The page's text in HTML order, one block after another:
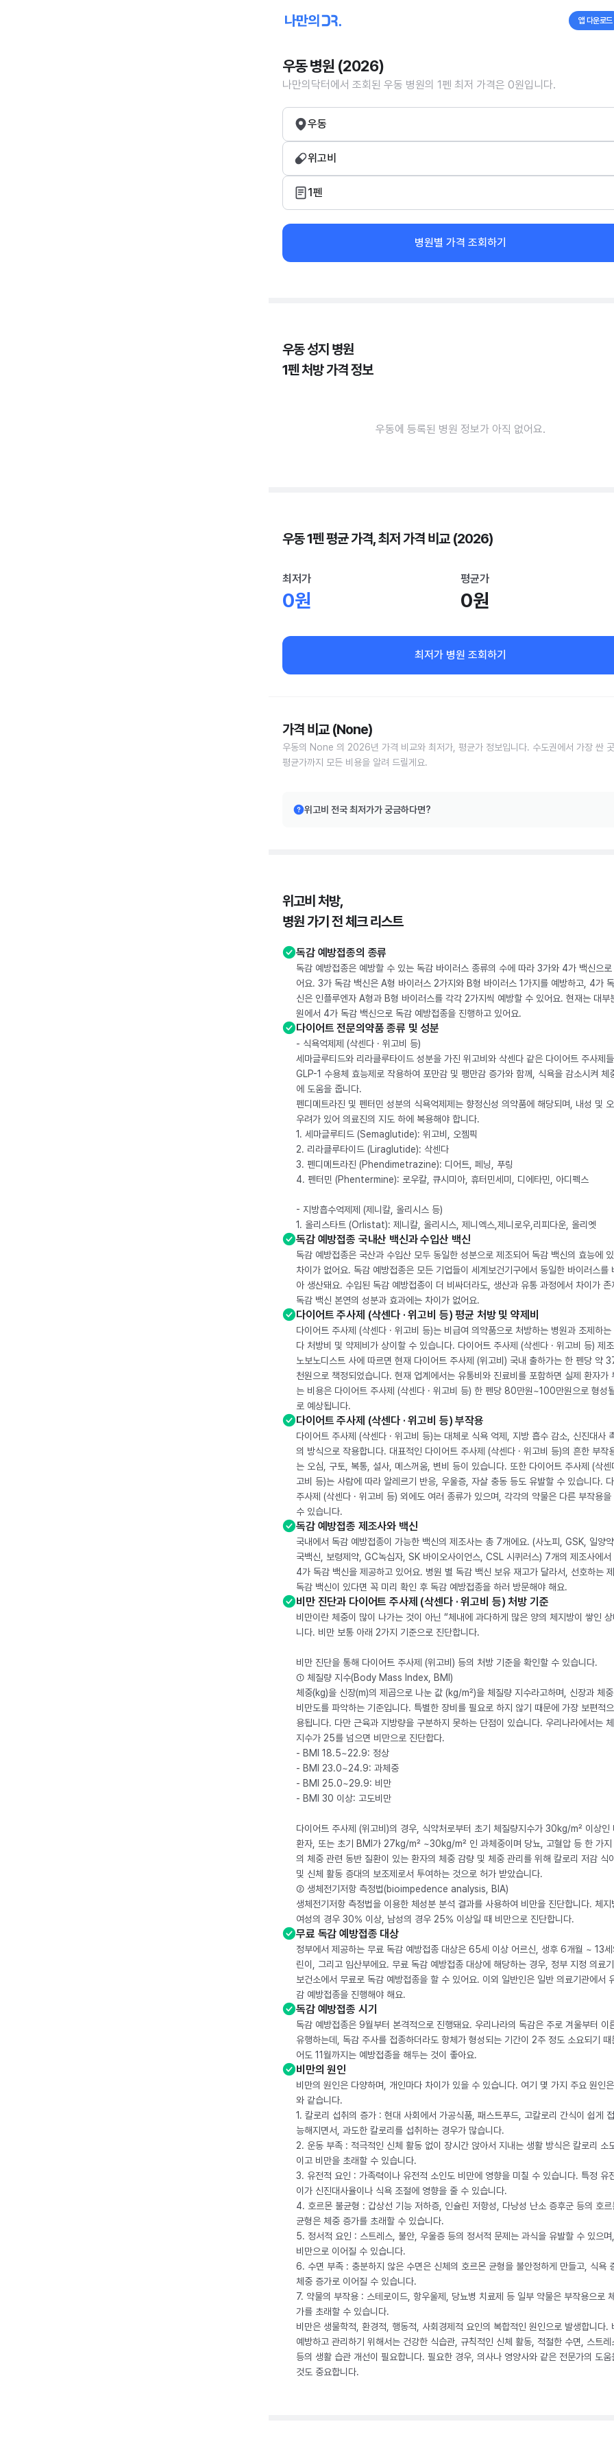
앱 다운로드
우동 병원 (2026)
나만의닥터에서 조회된 우동 병원의 1펜 최저 가격은 0원입니다.
우동
위고비
1펜
병원별 가격 조회하기
우동 성지 병원
1펜 처방 가격 정보
우동에 등록된 병원 정보가 아직 없어요.
우동 1펜 평균 가격, 최저 가격 비교 (2026)
최저가
0원
평균가
0원
최저가 병원 조회하기
가격 비교 (None)
우동의 None 의 2026년 가격 비교와 최저가, 평균가 정보입니다. 수도권에서 가장 싼
평균가까지 모든 비용을 알려 드릴게요.
위고비 전국 최저가가 궁금하다면?
위고비 처방,
병원 가기 전 체크 리스트
독감 예방접종의 종류
독감 예방접종은 예방할 수 있는 독감 바이러스 종류의 수에 따라 3가와 4가 백신으로
어요. 3가 독감 백신은 A형 바이러스 2가지와 B형 바이러스 1가지를 예방하고, 4가
신은 인플루엔자 A형과 B형 바이러스를 각각 2가지씩 예방할 수 있어요. 현재는 대부
원에서 4가 독감 백신으로 독감 예방접종을 진행하고 있어요.
다이어트 전문의약품 종류 및 성분
- 식욕억제제 (삭센다 · 위고비 등)
세마글루티드와 리라클루타이드 성분을 가진 위고비와 삭센다 같은 다이어트 주사제
GLP-1 수용체 효능제로 작용하여 포만감 및 팽만감 증가와 함께, 식욕을 감소시켜 체
에 도움을 줍니다.
펜디메트라진 및 펜터민 성분의 식욕억제제는 향정신성 의약품에 해당되며, 내성 및
우려가 있어 의료진의 지도 하에 복용해야 합니다.
1. 세마글루티드 (Semaglutide): 위고비, 오젬픽
2. 리라클루타이드 (Liraglutide): 삭센다
3. 펜디메트라진 (Phendimetrazine): 디어트, 페닝, 푸링
4. 펜터민 (Phentermine): 로우칼, 큐시미아, 휴터민세미, 디에타민, 아디펙스
- 지방흡수억제제 (제니칼, 올리시스 등)
1. 올리스타트 (Orlistat): 제니칼, 올리시스, 제니엑스,제니로우,리피다운, 올리엣
독감 예방접종 국내산 백신과 수입산 백신
독감 예방접종은 국산과 수입산 모두 동일한 성분으로 제조되어 독감 백신의 효능에
차이가 없어요. 독감 예방접종은 모든 기업들이 세계보건기구에서 동일한 바이러스를
아 생산돼요. 수입된 독감 예방접종이 더 비싸더라도, 생산과 유통 과정에서 차이가 존
독감 백신 본연의 성분과 효과에는 차이가 없어요.
다이어트 주사제 (삭센다 · 위고비 등) 평균 처방 및 약제비
다이어트 주사제 (삭센다 · 위고비 등)는 비급여 의약품으로 처방하는 병원과 조제하는
다 처방비 및 약제비가 상이할 수 있습니다. 다이어트 주사제 (삭센다 · 위고비 등) 제
노보노디스트 사에 따르면 현재 다이어트 주사제 (위고비) 국내 출하가는 한 펜당 약
천원으로 책정되었습니다. 현재 업계에서는 유통비와 진료비를 포함하면 실제 환자가
는 비용은 다이어트 주사제 (삭센다 · 위고비 등) 한 펜당 80만원~100만원으로 형성
로 예상됩니다.
다이어트 주사제 (삭센다 · 위고비 등) 부작용
다이어트 주사제 (삭센다 · 위고비 등)는 대체로 식욕 억제, 지방 흡수 감소, 신진대사
의 방식으로 작용합니다. 대표적인 다이어트 주사제 (삭센다 · 위고비 등)의 흔한 부작
는 오심, 구토, 복통, 설사, 메스꺼움, 변비 등이 있습니다. 또한 다이어트 주사제 (삭센
고비 등)는 사람에 따라 알레르기 반응, 우울증, 자살 충동 등도 유발할 수 있습니다.
주사제 (삭센다 · 위고비 등) 외에도 여러 종류가 있으며, 각각의 약물은 다른 부작용을
수 있습니다.
독감 예방접종 제조사와 백신
국내에서 독감 예방접종이 가능한 백신의 제조사는 총 7개에요. (사노피, GSK, 일양
국백신, 보령제약, GC녹십자, SK 바이오사이언스, CSL 시퀴러스) 7개의 제조사에서
4가 독감 백신을 제공하고 있어요. 병원 별 독감 백신 보유 재고가 달라서, 선호하는
독감 백신이 있다면 꼭 미리 확인 후 독감 예방접종을 하러 방문해야 해요.
비만 진단과 다이어트 주사제 (삭센다 · 위고비 등) 처방 기준
비만이란 체중이 많이 나가는 것이 아닌 “체내에 과다하게 많은 양의 체지방이 쌓인
니다. 비만 보통 아래 2가지 기준으로 진단합니다.
비만 진단을 통해 다이어트 주사제 (위고비) 등의 처방 기준을 확인할 수 있습니다.
① 체질량 지수(Body Mass Index, BMI)
체중(kg)을 신장(m)의 제곱으로 나눈 값 (kg/m²)을 체질량 지수라고하며, 신장과 체
비만도를 파악하는 기준입니다. 특별한 장비를 필요로 하지 않기 때문에 가장 보편적
용됩니다. 다만 근육과 지방량을 구분하지 못하는 단점이 있습니다. 우리나라에서는
지수가 25를 넘으면 비만으로 진단합다.
- BMI 18.5~22.9: 정상
- BMI 23.0~24.9: 과체중
- BMI 25.0~29.9: 비만
- BMI 30 이상: 고도비만
다이어트 주사제 (위고비)의 경우, 식약처로부터 초기 체질량지수가 30kg/m² 이상인
환자, 또는 초기 BMI가 27kg/m² ~30kg/m² 인 과체중이며 당뇨, 고혈압 등 한 가지
의 체중 관련 동반 질환이 있는 환자의 체중 감량 및 체중 관리를 위해 칼로리 저감 식
및 신체 활동 증대의 보조제로서 투여하는 것으로 허가 받았습니다.
② 생체전기저항 측정법(bioimpedence analysis, BIA)
생체전기저항 측정법을 이용한 체성분 분석 결과를 사용하여 비만을 진단합니다. 체지
여성의 경우 30% 이상, 남성의 경우 25% 이상일 때 비만으로 진단합니다.
무료 독감 예방접종 대상
정부에서 제공하는 무료 독감 예방접종 대상은 65세 이상 어르신, 생후 6개월 ~ 13
린이, 그리고 임산부에요. 무료 독감 예방접종 대상에 해당하는 경우, 정부 지정 의료
보건소에서 무료로 독감 예방접종을 할 수 있어요. 이외 일반인은 일반 의료기관에서
감 예방접종을 진행해야 해요.
독감 예방접종 시기
독감 예방접종은 9월부터 본격적으로 진행돼요. 우리나라의 독감은 주로 겨울부터 이
유행하는데, 독감 주사를 접종하더라도 항체가 형성되는 기간이 2주 정도 소요되기 때
어도 11월까지는 예방접종을 해두는 것이 좋아요.
비만의 원인
비만의 원인은 다양하며, 개인마다 차이가 있을 수 있습니다. 여기 몇 가지 주요 원인
와 같습니다.
1. 칼로리 섭취의 증가 : 현대 사회에서 가공식품, 패스트푸드, 고칼로리 간식이 쉽게
능해지면서, 과도한 칼로리를 섭취하는 경우가 많습니다.
2. 운동 부족 : 적극적인 신체 활동 없이 장시간 앉아서 지내는 생활 방식은 칼로리 소
이고 비만을 초래할 수 있습니다.
3. 유전적 요인 : 가족력이나 유전적 소인도 비만에 영향을 미칠 수 있습니다. 특정 유
이가 신진대사율이나 식욕 조절에 영향을 줄 수 있습니다.
4. 호르몬 불균형 : 갑상선 기능 저하증, 인슐린 저항성, 다낭성 난소 증후군 등의 호르
균형은 체중 증가를 초래할 수 있습니다.
5. 정서적 요인 : 스트레스, 불안, 우울증 등의 정서적 문제는 과식을 유발할 수 있으
비만으로 이어질 수 있습니다.
6. 수면 부족 : 충분하지 않은 수면은 신체의 호르몬 균형을 불안정하게 만들고, 식욕
체중 증가로 이어질 수 있습니다.
7. 약물의 부작용 : 스테로이드, 항우울제, 당뇨병 치료제 등 일부 약물은 부작용으로
가를 초래할 수 있습니다.
비만은 생물학적, 환경적, 행동적, 사회경제적 요인의 복합적인 원인으로 발생합니다.
예방하고 관리하기 위해서는 건강한 식습관, 규칙적인 신체 활동, 적절한 수면, 스트레
등의 생활 습관 개선이 필요합니다. 필요한 경우, 의사나 영양사와 같은 전문가의 도움
것도 중요합니다.